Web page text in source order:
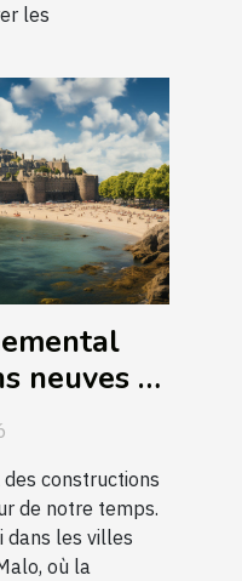
les
neuves à
constructions
de notre temps.
dans les villes
où la